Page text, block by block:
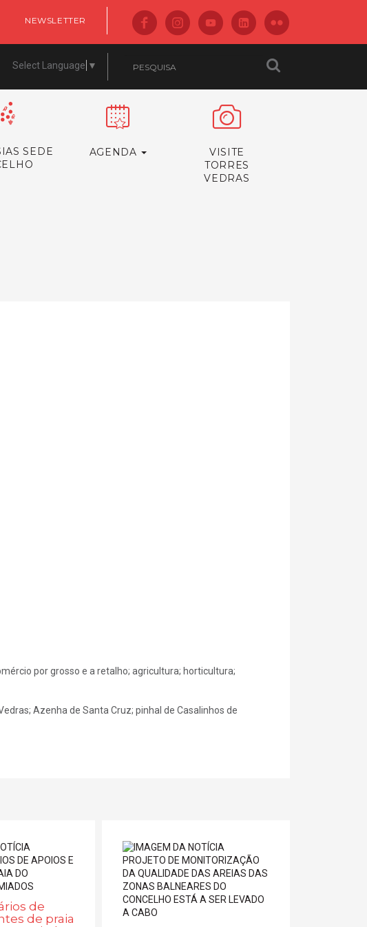
NEWSLETTER
Select Language ▼
SEDE
AGENDA
VISITE
TORRES
VEDRAS
por grosso e a retalho; agricultura; horticultura;
Azenha de Santa Cruz; pinhal de Casalinhos de
de
de praia